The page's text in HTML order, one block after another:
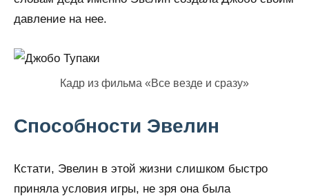
давление на нее.
Кадр из фильма «Все везде и сразу»
Способности Эвелин
Кстати, Эвелин в этой жизни слишком быстро
приняла условия игры, не зря она была